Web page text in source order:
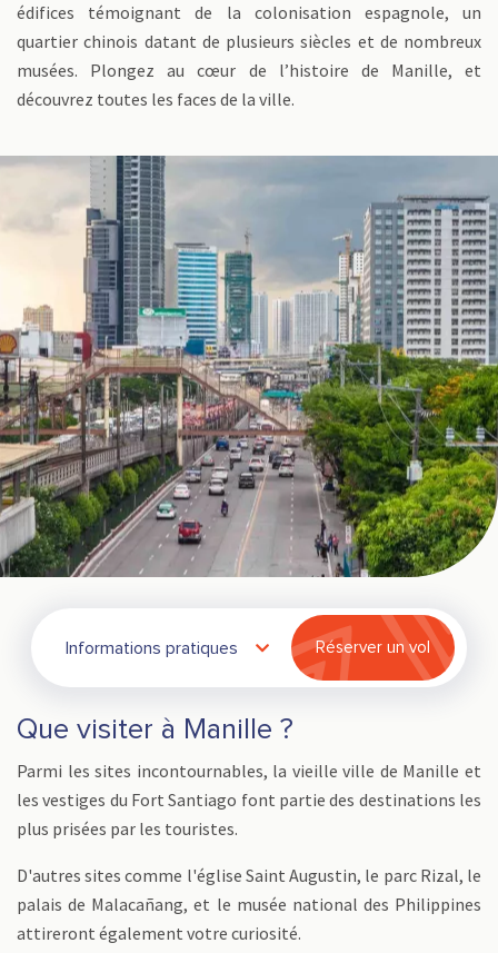
édifices témoignant de la colonisation espagnole, un
quartier chinois datant de plusieurs siècles et de nombreux
musées. Plongez au cœur de l’histoire de Manille, et
découvrez toutes les faces de la ville.
Informations pratiques Réserver un vol
Que visiter à Manille ?
Parmi les sites incontournables, la vieille ville de Manille et
les vestiges du Fort Santiago font partie des destinations les
plus prisées par les touristes.
D'autres sites comme l'église Saint Augustin, le parc Rizal, le
palais de Malacañang, et le musée national des Philippines
attireront également votre curiosité.